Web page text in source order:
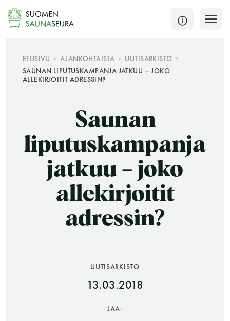
Siirry
sisältöön
SULJE
Jokaisen kuun 1. lauantai on jaettu ja jokaisen kuun
KATSO TARKEMMAT AUKIOLOAJAT
JÄSENSIVUT
ETUSIVU AJANKOHTAISTA
UUTISARKISTO
SAUNAN LIPUTUSKAMPANJA JATKUU – JOKO
ALLEKIRJOITIT ADRESSIN?
Saunan
liputuskampanja
jatkuu – joko
allekirjoitit
adressin?
UUTISARKISTO
13.03.2018
JAA: